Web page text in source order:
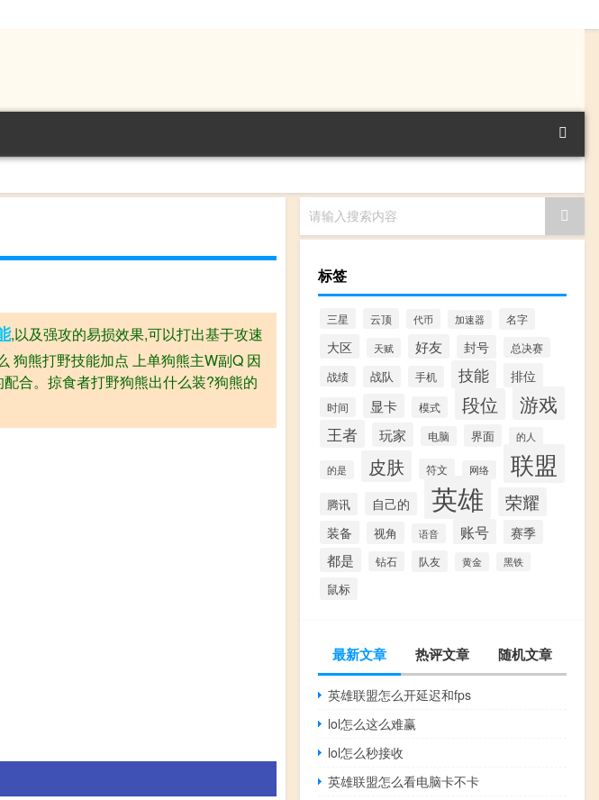
,以及强攻的易损效果,可以打出基于攻速
狗熊打野技能加点 上单狗熊主W副Q 因
合。掠食者打野狗熊出什么装?狗熊的
请输入搜索内容
标签
三星 云顶 代币 加速器 名字
大区 天赋 好友 封号
总决赛
战绩
战队 手机 技能 排位
时间 显卡 模式 段位 游戏
王者 玩家 电脑 界面 的人
的是 皮肤 符文 网络 联盟
腾讯 自己的 英雄 荣耀
装备 视角 语音 账号
赛季
都是
钻石 队友 黄金 黑铁
鼠标
最新文章 热评文章 随机文章
英雄联盟怎么开延迟和fps
lol怎么这么难赢
lol怎么秒接收
英雄联盟怎么看电脑卡不卡